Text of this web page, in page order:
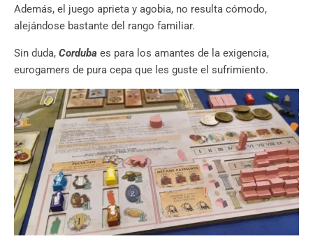
Además, el juego aprieta y agobia, no resulta cómodo,
alejándose bastante del rango familiar.
Sin duda, Corduba es para los amantes de la exigencia,
eurogamers de pura cepa que les guste el sufrimiento.